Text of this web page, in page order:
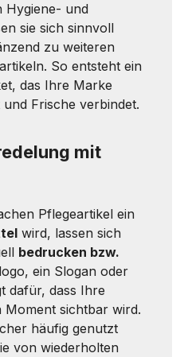
Hygiene- und
sie sich sinnvoll
zu weiteren
So entsteht ein
das Ihre Marke
Frische verbindet.
mit
Pflegeartikel ein
wird, lassen sich
bedrucken bzw.
ein Slogan oder
dafür, dass Ihre
Moment sichtbar wird.
häufig genutzt
von wiederholten